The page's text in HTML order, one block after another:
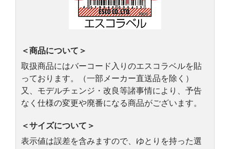
＜商品について＞
取扱商品にはバーコード入りのエスコラベルを貼
っております。（一部メーカー直送品を除く）
又、モデルチェンジ・改良等諸事情により、予告
なく仕様の変更や廃番になる商品がございます。
＜サイズについて＞
表示値は誤差を含みますので、ゆとりを持った選